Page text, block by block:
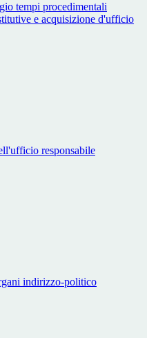
tempi procedimentali
e acquisizione d'ufficio
responsabile
indirizzo-politico